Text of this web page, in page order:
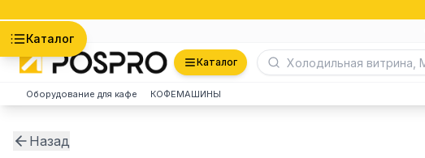
Каталог
Каталог
Оборудование для кафе КОФЕМАШИНЫ
Назад